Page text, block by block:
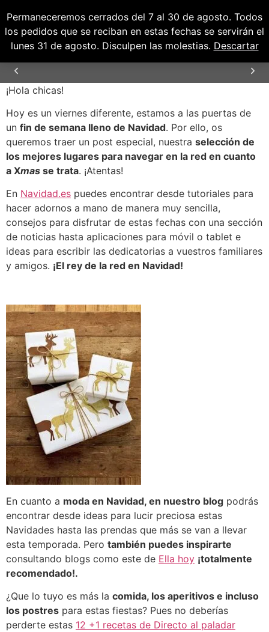
Permaneceremos cerrados del 7 al 30 de agosto. Todos
los pedidos que se reciban en estas fechas se servirán el
lunes 31 de agosto. Disculpen las molestias. Descartar
0,00€
0
ENVÍOS GRATUITOS PARA PENÍNSULA Y
¡Hola chicas!
Hoy es un viernes diferente, estamos a las puertas de
un fin de semana lleno de Navidad. Por ello, os
queremos traer un post especial, nuestra selección de
los mejores lugares para navegar en la red en cuanto
a Xmas se trata. ¡Atentas!
En Navidad.es puedes encontrar desde tutoriales para
hacer adornos a mano de manera muy sencilla,
consejos para disfrutar de estas fechas con una sección
de noticias hasta aplicaciones para móvil o tablet e
ideas para escribir las dedicatorias a vuestros familiares
y amigos. ¡El rey de la red en Navidad!
En cuanto a moda en Navidad, en nuestro blog podrás
encontrar desde ideas para lucir preciosa estas
Navidades hasta las prendas que más se van a llevar
esta temporada. Pero también puedes inspirarte
consultando blogs como este de Ella hoy ¡totalmente
recomendado!.
¿Que lo tuyo es más la comida, los aperitivos e incluso
los postres para estas fiestas? Pues no deberías
perderte estas 12 +1 recetas de Directo al paladar